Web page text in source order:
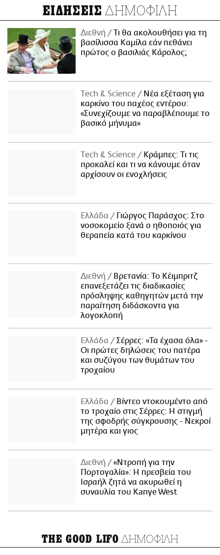
ΕΙΔΗΣΕΙΣ ΔΗΜΟΦΙΛΗ
Διεθνή
Τι θα ακολουθήσει για τη
βασίλισσα Καμίλα εάν πεθάνει
πρώτος ο βασιλιάς Κάρολος;
Τech & Science
Νέα εξέταση για
καρκίνο του παχέος εντέρου:
«Συνεχίζουμε να παραβλέπουμε το
βασικό μήνυμα»
Τech & Science
Κράμπες: Τι τις
προκαλεί και τι να κάνουμε όταν
αρχίσουν οι ενοχλήσεις
Ελλάδα
Γιώργος Παράσχος: Στο
νοσοκομείο ξανά ο ηθοποιός για
θεραπεία κατά του καρκίνου
Διεθνή
Βρετανία: Το Κέιμπριτζ
επανεξετάζει τις διαδικασίες
πρόσληψης καθηγητών μετά την
παραίτηση διδάσκοντα για
λογοκλοπή
Ελλάδα
Σέρρες: «Τα έχασα όλα» -
Οι πρώτες δηλώσεις του πατέρα
και συζύγου των θυμάτων του
τροχαίου
Ελλάδα
Βίντεο ντοκουμέντο από
το τροχαίο στις Σέρρες: Η στιγμή
της σφοδρής σύγκρουσης - Νεκροί
μητέρα και γιος
Διεθνή
«Ντροπή για την
Πορτογαλία»: Η πρεσβεία του
Ισραήλ ζητά να ακυρωθεί η
συναυλία του Kanye West
THE GOOD LIFO ΔΗΜΟΦΙΛΗ